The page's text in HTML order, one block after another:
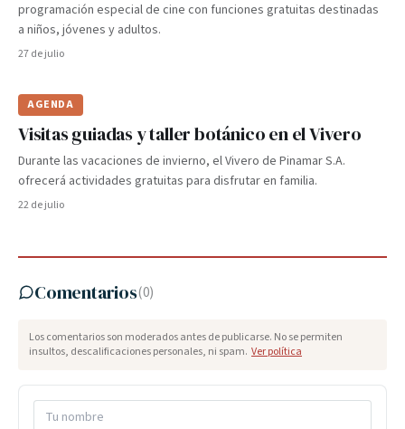
programación especial de cine con funciones gratuitas destinadas
a niños, jóvenes y adultos.
27 de julio
AGENDA
Visitas guiadas y taller botánico en el Vivero
Durante las vacaciones de invierno, el Vivero de Pinamar S.A.
ofrecerá actividades gratuitas para disfrutar en familia.
22 de julio
Comentarios(0)
Los comentarios son moderados antes de publicarse. No se permiten
insultos, descalificaciones personales, ni spam. Ver política